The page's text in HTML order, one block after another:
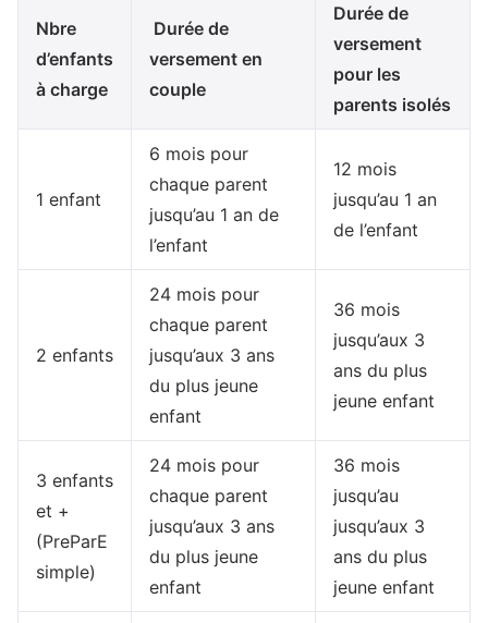
Nbre
d’enfants
à charge
Durée de
versement en
couple
Durée de
versement
pour les
parents isolés
1 enfant
6 mois pour
chaque parent
jusqu’au 1 an de
l’enfant
12 mois
jusqu’au 1 an
de l’enfant
2 enfants
24 mois pour
chaque parent
jusqu’aux 3 ans
du plus jeune
enfant
36 mois
jusqu’aux 3
ans du plus
jeune enfant
3 enfants
et +
(PreParE
simple)
24 mois pour
chaque parent
jusqu’aux 3 ans
du plus jeune
enfant
36 mois
jusqu’au
jusqu’aux 3
ans du plus
jeune enfant